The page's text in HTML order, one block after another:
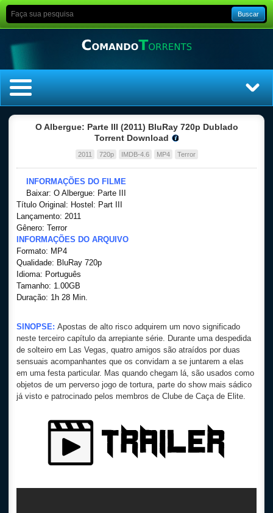
Buscar
Top Séries
Dublado
O Albergue: Parte III (2011) BluRay 720p Dublado
Torrent Download
2011 720p IMDB-4.6 MP4 Terror
INFORMAÇÕES DO FILME
Baixar: O Albergue: Parte III
Título Original: Hostel: Part III
Lançamento: 2011
Gênero: Terror
INFORMAÇÕES DO ARQUIVO
Formato: MP4
Qualidade: BluRay 720p
Idioma: Português
Tamanho: 1.00GB
Duração: 1h 28 Min.
SINOPSE: Apostas de alto risco adquirem um novo significado
neste terceiro capítulo da arrepiante série. Durante uma despedida
de solteiro em Las Vegas, quatro amigos são atraídos por duas
sensuais acompanhantes que os convidam a se juntarem a elas
em uma festa particular. Mas quando chegam lá, são usados como
objetos de um perverso jogo de tortura, parte do show mais sádico
já visto e patrocinado pelos membros de Clube de Caça de Elite.